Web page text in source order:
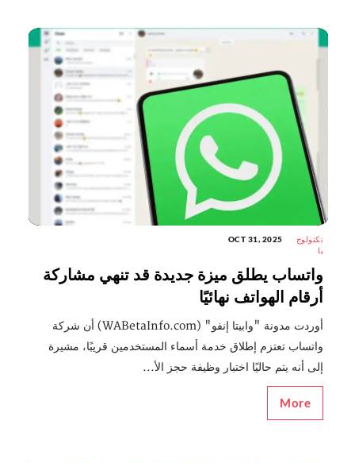
تكنولوج
يا
OCT 31, 2025
واتساب يطلق ميزة جديدة قد تنهي مشاركة
أرقام الهواتف نهائيًا
أوردت مدونة "وابيتا إنفو" (WABetaInfo.com) أن شركة
واتساب تعتزم إطلاق خدمة أسماء المستخدمين قريبًا، مشيرة
إلى أنه يتم حاليًا اختبار وظيفة حجز الأ...
More